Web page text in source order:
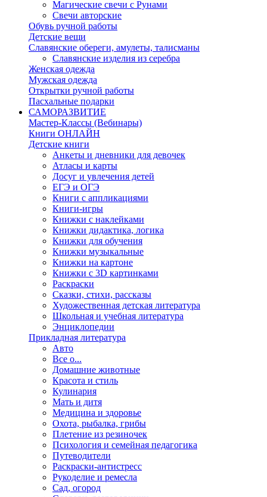
Магические свечи с Рунами
Свечи авторские
Обувь ручной работы
Детские вещи
Славянские обереги, амулеты, талисманы
Славянские изделия из серебра
Женская одежда
Мужская одежда
Открытки ручной работы
Пасхальные подарки
САМОРАЗВИТИЕ
Мастер-Классы (Вебинары)
Книги ОНЛАЙН
Детские книги
Анкеты и дневники для девочек
Атласы и карты
Досуг и увлечения детей
ЕГЭ и ОГЭ
Книги с аппликациями
Книги-игры
Книжки c наклейками
Книжки дидактика, логика
Книжки для обучения
Книжки музыкальные
Книжки на картоне
Книжки с 3D картинками
Раскраски
Сказки, стихи, рассказы
Художественная детская литература
Школьная и учебная литература
Энциклопедии
Прикладная литература
Авто
Все о...
Домашние животные
Красота и стиль
Кулинария
Мать и дитя
Медицина и здоровье
Охота, рыбалка, грибы
Плетение из резиночек
Психология и семейная педагогика
Путеводители
Раскраски-антистресс
Рукоделие и ремесла
Сад, огород